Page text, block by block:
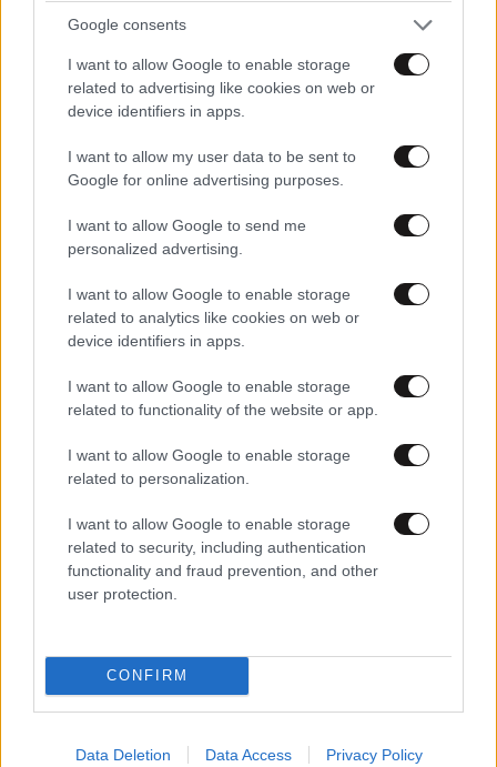
Google consents
I want to allow Google to enable storage
related to advertising like cookies on web or
device identifiers in apps.
I want to allow my user data to be sent to
Google for online advertising purposes.
I want to allow Google to send me
personalized advertising.
I want to allow Google to enable storage
related to analytics like cookies on web or
device identifiers in apps.
I want to allow Google to enable storage
related to functionality of the website or app.
I want to allow Google to enable storage
related to personalization.
I want to allow Google to enable storage
related to security, including authentication
functionality and fraud prevention, and other
user protection.
CONFIRM
Data Deletion Data Access Privacy Policy